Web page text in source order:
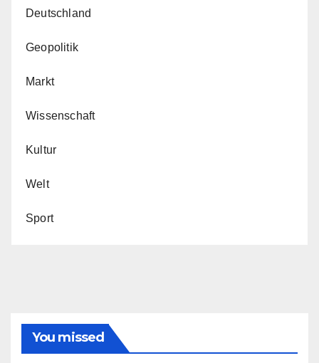
Deutschland
Geopolitik
Markt
Wissenschaft
Kultur
Welt
Sport
You missed